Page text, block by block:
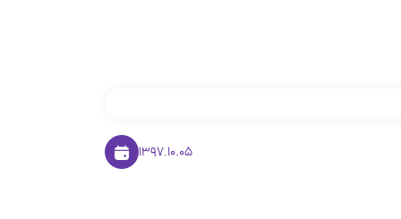
1397.10.05